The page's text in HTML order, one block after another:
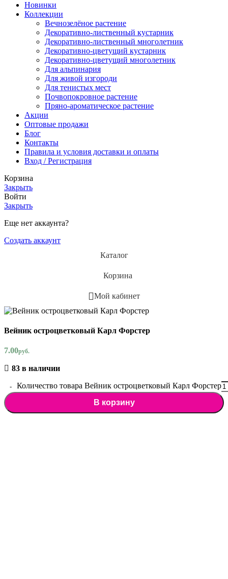
Новинки
Коллекции
Вечнозелёное растение
Декоративно-лиственный кустарник
Декоративно-лиственный многолетник
Декоративно-цветущий кустарник
Декоративно-цветущий многолетник
Для альпинария
Для живой изгороди
Для тенистых мест
Почвопокровное растение
Пряно-ароматическое растение
Акции
Оптовые продажи
Блог
Контакты
Правила и условия доставки и оплаты
Вход / Регистрация
Корзина
Закрыть
Войти
Закрыть
Еще нет аккаунта?
Создать аккаунт
Каталог
Корзина
Мой кабинет
Вейник остроцветковый Карл Форстер
7.00руб.
83 в наличии
Количество товара Вейник остроцветковый Карл Форстер
В корзину